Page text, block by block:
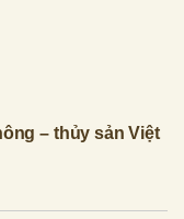
– thủy sản Việt